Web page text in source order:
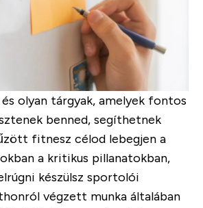
olyan tárgyak, amelyek fontos
benned, segíthetnek
fitnesz célod lebegjen a
a kritikus pillanatokban,
készülsz sportolói
végzett munka általában